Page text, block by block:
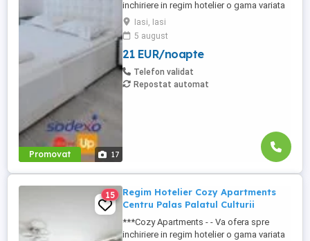
Promovat 17
inchiriere in regim hotelier o gama variata
de apartamente si garsoniere situate in
puncte cheie ale orasului doar in
complexe rezidentiale noi: *Zona Palas
Mall - Centru - Complex Lazar Residence;
*Zona Palas Mall - Centru Complex Q
Residence; *Zona Palas Mall - ...
Iasi, Iasi
5 august
21 EUR/noapte
Telefon validat
Repostat automat
15
Regim Hotelier Cozy Apartments
Centru Palas Palatul Culturii
***Cozy Apartments - - Va ofera spre
inchiriere in regim hotelier o gama variata